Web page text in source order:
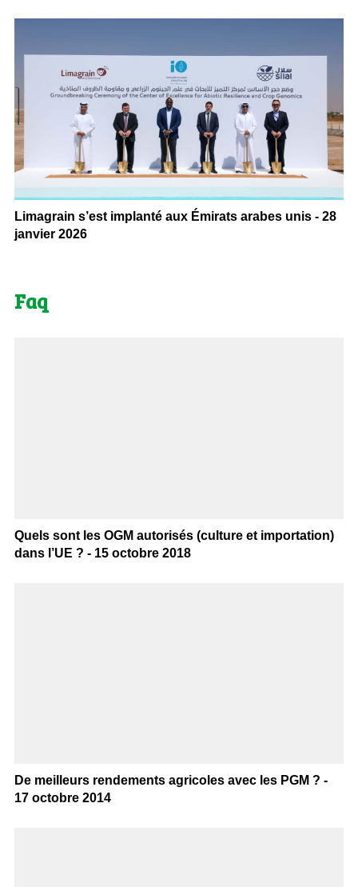
Limagrain s’est implanté aux Émirats arabes unis - 28
janvier 2026
Faq
Quels sont les OGM autorisés (culture et importation)
dans l’UE ? - 15 octobre 2018
De meilleurs rendements agricoles avec les PGM ? -
17 octobre 2014